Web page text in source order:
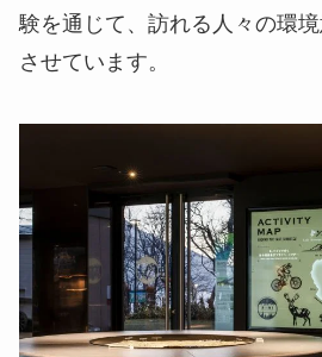
験を通じて、訪れる人々の環
させています。